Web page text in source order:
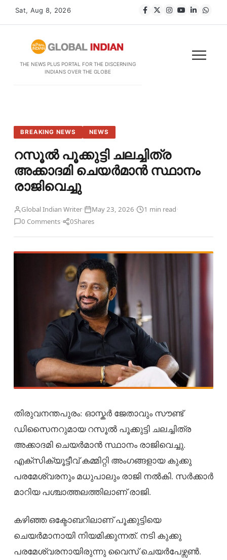
Sat, Aug 8, 2026
THE NEWS PLUS PORTAL FOR THE DISCERNING
INDIANS OVER THE GLOBE
BREAKING NEWS NEWS
റസൂൽ പൂക്കുട്ടി ചലച്ചിത്ര
അക്കാദമി ചെയർമാൻ സ്ഥാനം
രാജിവെച്ചു
Global Indian Writer· May 23, 2026· 1 min read·
0 Comments· 0Shares
തിരുവനന്തപുരം: ഓസ്കര്‍ ജേതാവും സൗണ്ട്
ഡിസൈനറുമായ റസൂൽ പൂക്കുട്ടി ചലച്ചിത്ര
അക്കാദമി ചെയർമാൻ സ്ഥാനം രാജിവെച്ചു.
എക്സിക്യൂട്ടീവ് കമ്മിറ്റി അംഗങ്ങളായ കുക്കു
പരമേശ്വരനും മധുപാലും രാജി നൽകി. സർക്കാർ
മാറിയ പശ്ചാത്തലത്തിലാണ് രാജി.
കഴിഞ്ഞ ഒക്ടോബറിലാണ് പൂക്കുട്ടിയെ
ചെയര്‍മാനായി നിയമിക്കുന്നത്. നടി കുക്കു
പരമേശ്വരനായിരുന്നു വൈസ് ചെയര്‍പേഴ്സൺ.